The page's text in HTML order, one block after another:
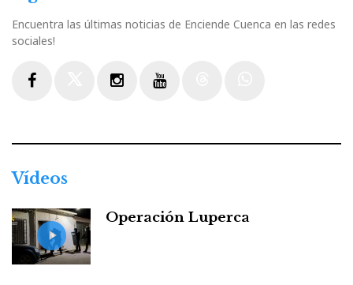
Encuentra las últimas noticias de Enciende Cuenca en las redes
sociales!
Vídeos
Operación Luperca